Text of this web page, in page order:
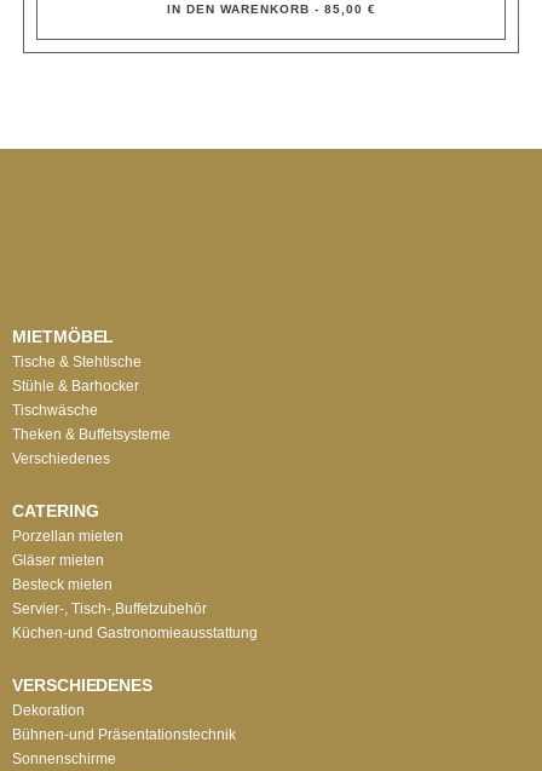
IN DEN WARENKORB - 85,00 €
MIETMÖBEL
Tische & Stehtische
Stühle & Barhocker
Tischwäsche
Theken & Buffetsysteme
Verschiedenes
CATERING
Porzellan mieten
Gläser mieten
Besteck mieten
Servier-, Tisch-,Buffetzubehör
Küchen-und Gastronomieausstattung
VERSCHIEDENES
Dekoration
Bühnen-und Präsentationstechnik
Sonnenschirme